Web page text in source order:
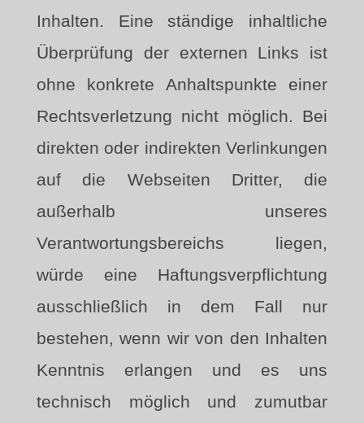
Inhalten. Eine ständige inhaltliche
Überprüfung der externen Links ist
ohne konkrete Anhaltspunkte einer
Rechtsverletzung nicht möglich. Bei
direkten oder indirekten Verlinkungen
auf die Webseiten Dritter, die
außerhalb unseres
Verantwortungsbereichs liegen,
würde eine Haftungsverpflichtung
ausschließlich in dem Fall nur
bestehen, wenn wir von den Inhalten
Kenntnis erlangen und es uns
technisch möglich und zumutbar